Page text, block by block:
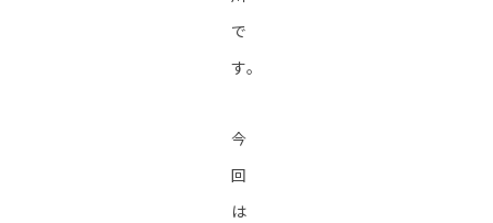
で
す。
今
回
は